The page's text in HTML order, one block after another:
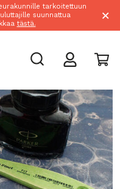
tarkoitettuun
suunnattua
tästä. ×